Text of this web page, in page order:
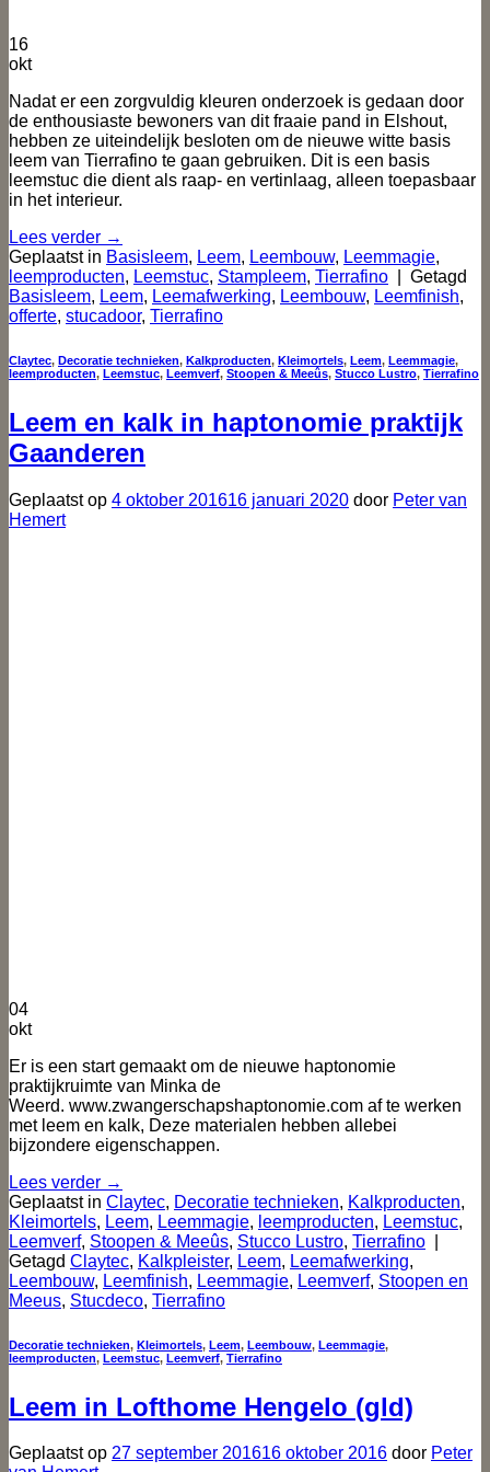
16
okt
Nadat er een zorgvuldig kleuren onderzoek is gedaan door
de enthousiaste bewoners van dit fraaie pand in Elshout,
hebben ze uiteindelijk besloten om de nieuwe witte basis
leem van Tierrafino te gaan gebruiken. Dit is een basis
leemstuc die dient als raap- en vertinlaag, alleen toepasbaar
in het interieur.
Lees verder →
Geplaatst in Basisleem, Leem, Leembouw, Leemmagie,
leemproducten, Leemstuc, Stampleem, Tierrafino
Getagd
Basisleem, Leem, Leemafwerking, Leembouw, Leemfinish,
offerte, stucadoor, Tierrafino
Claytec, Decoratie technieken, Kalkproducten, Kleimortels, Leem, Leemmagie,
leemproducten, Leemstuc, Leemverf, Stoopen & Meeûs, Stucco Lustro, Tierrafino
Leem en kalk in haptonomie praktijk
Gaanderen
Geplaatst op 4 oktober 201616 januari 2020 door Peter van
Hemert
04
okt
Er is een start gemaakt om de nieuwe haptonomie
praktijkruimte van Minka de
Weerd. www.zwangerschapshaptonomie.com af te werken
met leem en kalk, Deze materialen hebben allebei
bijzondere eigenschappen.
Lees verder →
Geplaatst in Claytec, Decoratie technieken, Kalkproducten,
Kleimortels, Leem, Leemmagie, leemproducten, Leemstuc,
Leemverf, Stoopen & Meeûs, Stucco Lustro, Tierrafino
Getagd Claytec, Kalkpleister, Leem, Leemafwerking,
Leembouw, Leemfinish, Leemmagie, Leemverf, Stoopen en
Meeus, Stucdeco, Tierrafino
Decoratie technieken, Kleimortels, Leem, Leembouw, Leemmagie,
leemproducten, Leemstuc, Leemverf, Tierrafino
Leem in Lofthome Hengelo (gld)
Geplaatst op 27 september 201616 oktober 2016 door Peter